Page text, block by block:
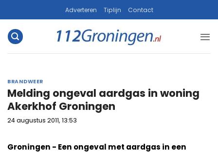
naar
inhoud
Adverteren Tiplijn Contact
BRANDWEER
Melding ongeval aardgas in woning
Akerkhof Groningen
24 augustus 2011, 13:53
Groningen - Een ongeval met aardgas in een